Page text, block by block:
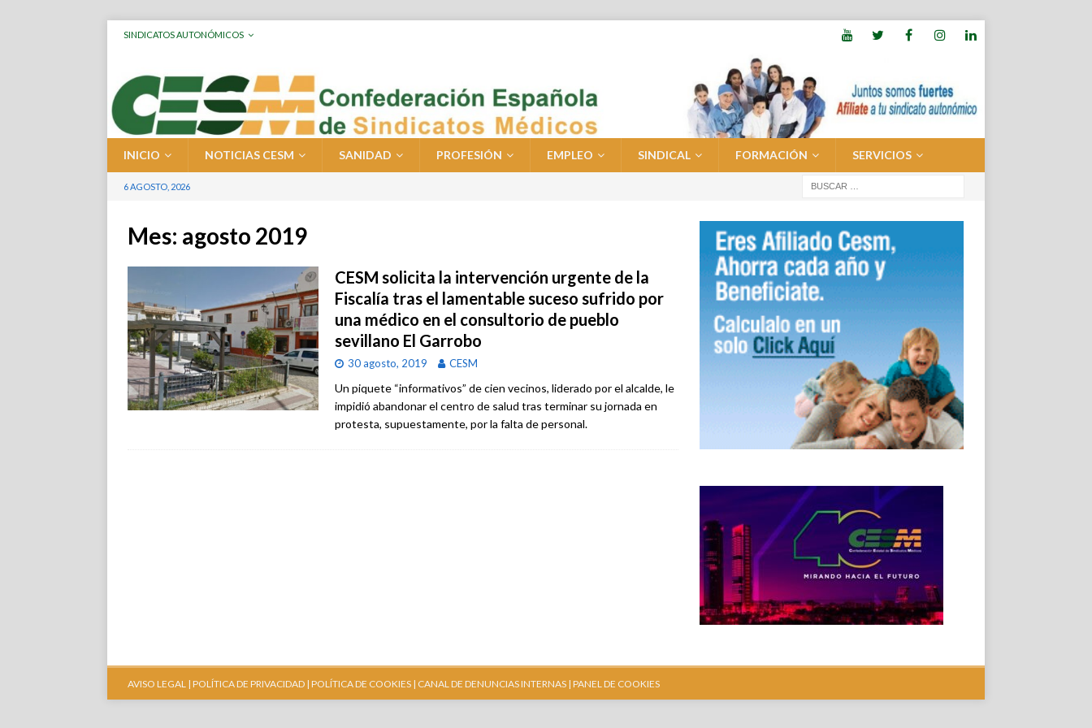
SINDICATOS AUTONÓMICOS
INICIO NOTICIAS CESM SANIDAD PROFESIÓN EMPLEO SINDICAL FORMACIÓN SERVICIOS
6 AGOSTO, 2026
Mes: agosto 2019
CESM solicita la intervención urgente de la
Fiscalía tras el lamentable suceso sufrido por
una médico en el consultorio de pueblo
sevillano El Garrobo
30 agosto, 2019 CESM
Un piquete “informativos” de cien vecinos, liderado por el alcalde, le
impidió abandonar el centro de salud tras terminar su jornada en
protesta, supuestamente, por la falta de personal.
AVISO LEGAL | POLÍTICA DE PRIVACIDAD | POLÍTICA DE COOKIES | CANAL DE DENUNCIAS INTERNAS | PANEL DE COOKIES